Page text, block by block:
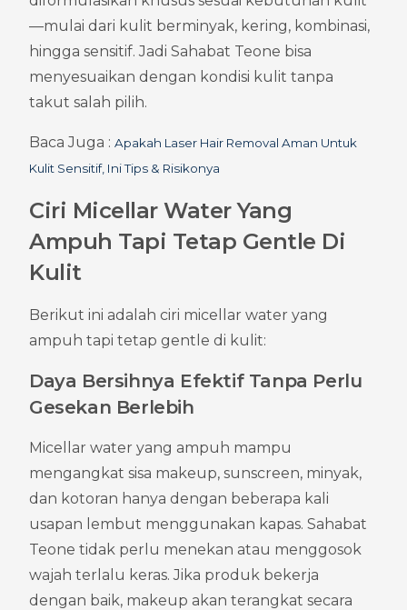
—mulai dari kulit berminyak, kering, kombinasi,
hingga sensitif. Jadi Sahabat Teone bisa
menyesuaikan dengan kondisi kulit tanpa
takut salah pilih.
Baca Juga : Apakah Laser Hair Removal Aman Untuk
Kulit Sensitif, Ini Tips & Risikonya
Ciri Micellar Water Yang
Ampuh Tapi Tetap Gentle Di
Kulit
Berikut ini adalah ciri micellar water yang
ampuh tapi tetap gentle di kulit:
Daya Bersihnya Efektif Tanpa Perlu
Gesekan Berlebih
Micellar water yang ampuh mampu
mengangkat sisa makeup, sunscreen, minyak,
dan kotoran hanya dengan beberapa kali
usapan lembut menggunakan kapas. Sahabat
Teone tidak perlu menekan atau menggosok
wajah terlalu keras. Jika produk bekerja
dengan baik, makeup akan terangkat secara